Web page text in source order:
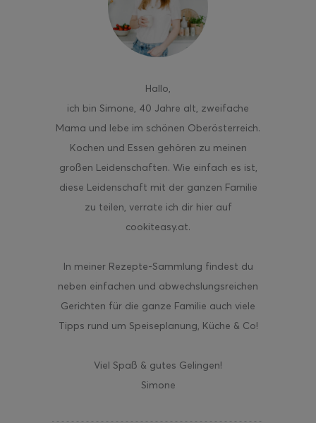
Hallo,
ich bin Simone, 40 Jahre alt, zweifache
Mama und lebe im schönen Oberösterreich.
Kochen und Essen gehören zu meinen
großen Leidenschaften. Wie einfach es ist,
diese Leidenschaft mit der ganzen Familie
zu teilen, verrate ich dir hier auf
cookiteasy.at.
In meiner Rezepte-Sammlung findest du
neben einfachen und abwechslungsreichen
Gerichten für die ganze Familie auch viele
Tipps rund um Speiseplanung, Küche & Co!
Viel Spaß & gutes Gelingen!
Simone